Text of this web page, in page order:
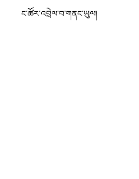
ང་ཚོར་འབྲེལ་བ་གནང་ཡུལ།